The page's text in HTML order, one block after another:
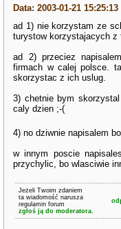
Data: 2003-01-21 15:25:13
ad 1) nie korzystam ze
turystow korzystajacych z
ad 2) przeciez
firmach w calej polsce.
skorzystac z ich uslug.
3) chetnie bym
caly dzien ;-(
4) no dziwnie napisalem
w innym poscie
przychylic, bo wlasciwie
Jeżeli Twoim zdaniem
ta wiadomość narusza
regulamin forum
zgłoś ją do moderatora.